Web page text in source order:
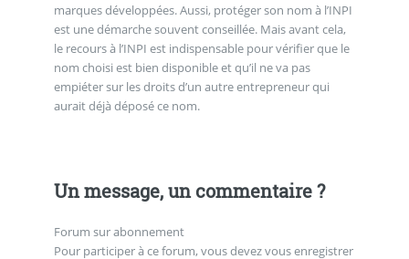
marques développées. Aussi, protéger son nom à l’INPI
est une démarche souvent conseillée. Mais avant cela,
le recours à l’INPI est indispensable pour vérifier que le
nom choisi est bien disponible et qu’il ne va pas
empiéter sur les droits d’un autre entrepreneur qui
aurait déjà déposé ce nom.
Un message, un commentaire ?
Forum sur abonnement
Pour participer à ce forum, vous devez vous enregistrer